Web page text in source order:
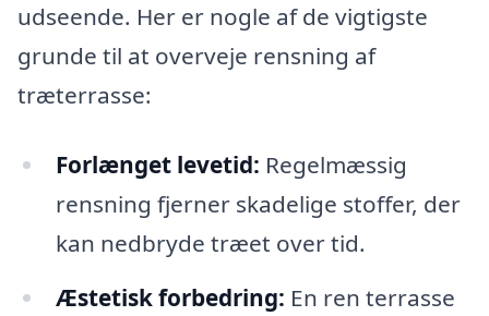
udseende. Her er nogle af de vigtigste
grunde til at overveje rensning af
træterrasse:
Forlænget levetid: Regelmæssig
rensning fjerner skadelige stoffer, der
kan nedbryde træet over tid.
Æstetisk forbedring: En ren terrasse